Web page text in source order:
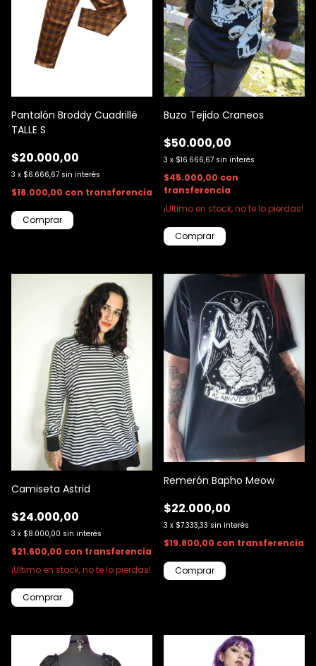
Pantalón Broddy Cuadrillé
TALLE S
$20.000,00
3 x $6.666,67 sin interés
$18.000,00 con transferencia
Comprar
Buzo Tejido Craneos
$50.000,00
3 x $16.666,67 sin interés
$45.000,00 con
transferencia
¡Ultimo en stock, no te lo pierdas!
Comprar
Camiseta Astrid
$24.000,00
3 x $8.000,00 sin interés
$21.600,00 con transferencia
¡Ultimo en stock, no te lo pierdas!
Comprar
Remerón Bapho Meow
$22.000,00
3 x $7.333,33 sin interés
$19.800,00 con transferencia
Comprar